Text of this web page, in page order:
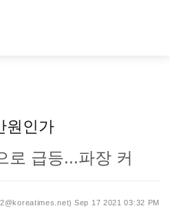
원인가
로 급등...파장 커
Sep 17 2021 03:32 PM